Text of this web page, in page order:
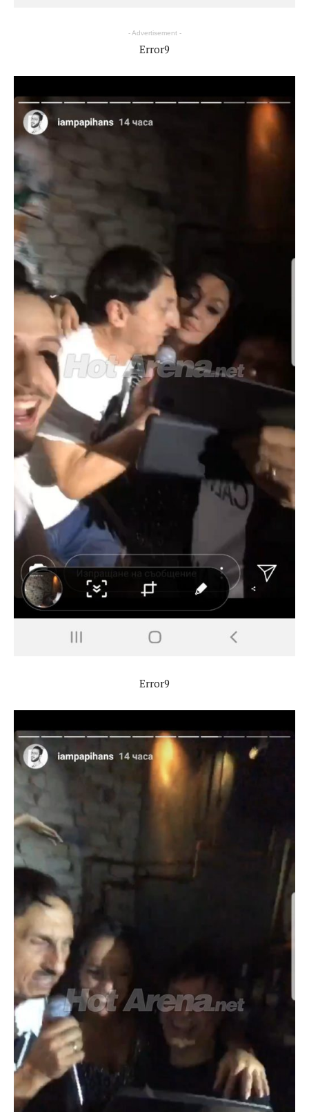
- Advertisement -
Error9
Error9